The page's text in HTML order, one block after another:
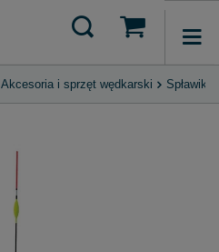
Akcesoria i sprzęt wędkarski Spławiki